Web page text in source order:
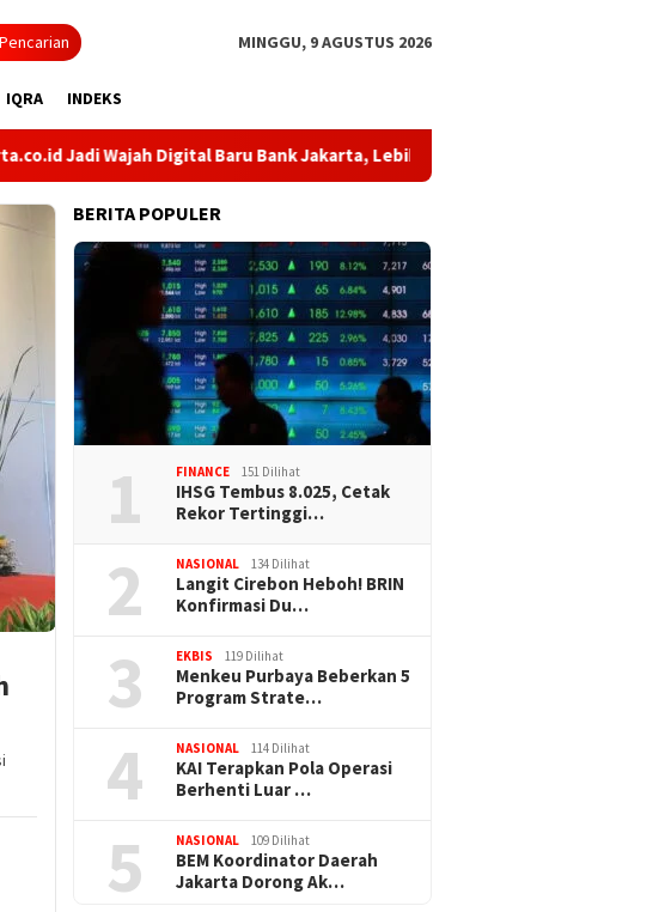
Pencarian MINGGU, 9 AGUSTUS 2026
IQRA INDEKS
Wajah Digital Baru Bank Jakarta, Lebih Modern dan Dekat dengan Nasabah
BERITA POPULER
1 FINANCE 151 Dilihat
IHSG Tembus 8.025, Cetak
Rekor Tertinggi…
2 NASIONAL 134 Dilihat
Langit Cirebon Heboh! BRIN
Konfirmasi Du…
3 EKBIS 119 Dilihat
Menkeu Purbaya Beberkan 5
Program Strate…
4 NASIONAL 114 Dilihat
KAI Terapkan Pola Operasi
Berhenti Luar …
5 NASIONAL 109 Dilihat
BEM Koordinator Daerah
Jakarta Dorong Ak…